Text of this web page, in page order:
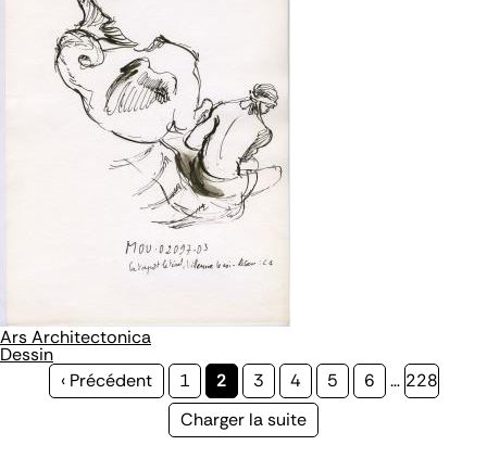
Ars Architectonica
Dessin
Page
‹ Précédent Page
1
Page
courante
2 Page
3 Page
4 Page
5 Page
6 … Page
228
Page
Charger la suite